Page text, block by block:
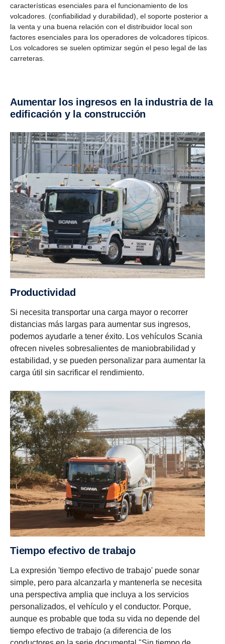
características esenciales para el funcionamiento de los
volcadores. (confiabilidad y durabilidad), el soporte posterior a
la venta y una buena relación con el distribuidor local son
factores esenciales para los operadores de volcadores típicos.
Los volcadores se suelen optimizar según el peso legal de las
carreteras.
Aumentar los ingresos en la industria de la
edificación y la construcción
Productividad
Si necesita transportar una carga mayor o recorrer
distancias más largas para aumentar sus ingresos,
podemos ayudarle a tener éxito. Los vehículos Scania
ofrecen niveles sobresalientes de maniobrabilidad y
estabilidad, y se pueden personalizar para aumentar la
carga útil sin sacrificar el rendimiento.
Tiempo efectivo de trabajo
La expresión 'tiempo efectivo de trabajo' puede sonar
simple, pero para alcanzarla y mantenerla se necesita
una perspectiva amplia que incluya a los servicios
personalizados, el vehículo y el conductor. Porque,
aunque es probable que toda su vida no depende del
tiempo efectivo de trabajo (a diferencia de los